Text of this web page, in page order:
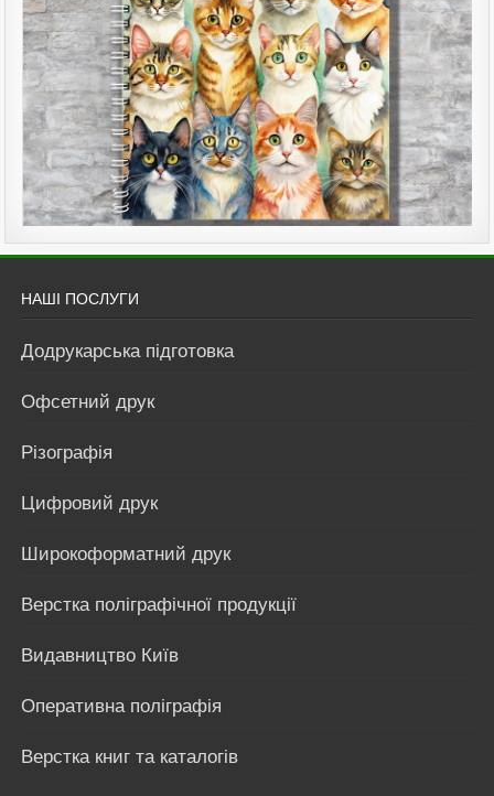
НАШІ ПОСЛУГИ
Додрукарська підготовка
Офсетний друк
Різографія
Цифровий друк
Широкоформатний друк
Верстка поліграфічної продукції
Видавництво Київ
Оперативна поліграфія
Верстка книг та каталогів